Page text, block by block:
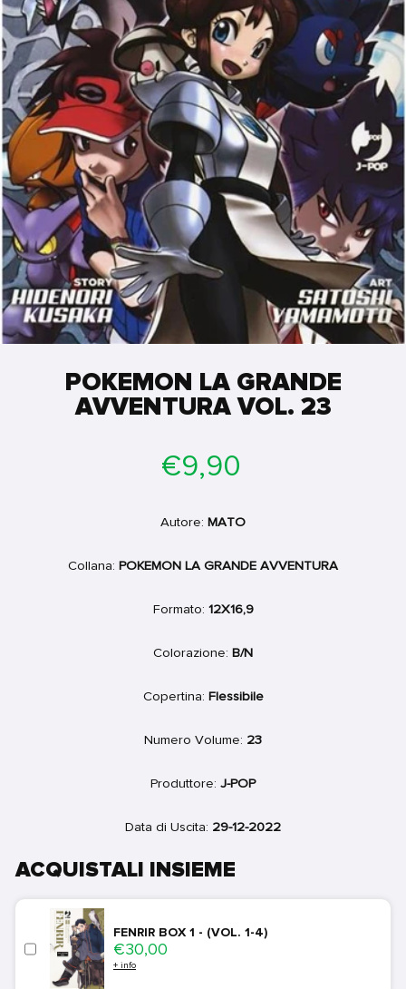
POKEMON LA GRANDE
AVVENTURA VOL. 23
Prezzo
di
€9,90
Autore: MATO
Collana: POKEMON LA GRANDE AVVENTURA
Formato: 12X16,9
Colorazione: B/N
Copertina: Flessibile
Numero Volume: 23
Produttore: J-POP
Data di Uscita: 29-12-2022
ACQUISTALI INSIEME
FENRIR BOX 1 - (VOL. 1-4)
Price
€30,00
+ info